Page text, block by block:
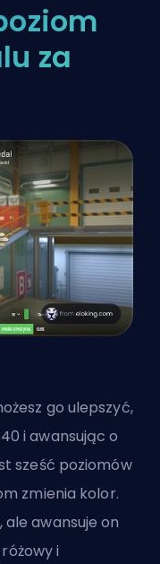
za
go ulepszyć,
i awansując o
sześć poziomów
zmienia kolor.
awansuje on
i